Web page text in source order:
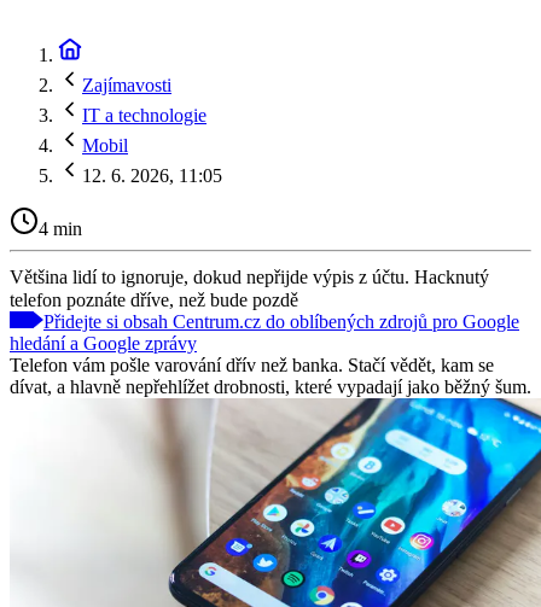
Zajímavosti
IT a technologie
Mobil
12. 6. 2026, 11:05
4 min
Většina lidí to ignoruje, dokud nepřijde výpis z účtu. Hacknutý
telefon poznáte dříve, než bude pozdě
Přidejte si obsah Centrum.cz do oblíbených zdrojů pro Google
hledání a Google zprávy
Telefon vám pošle varování dřív než banka. Stačí vědět, kam se
dívat, a hlavně nepřehlížet drobnosti, které vypadají jako běžný šum.